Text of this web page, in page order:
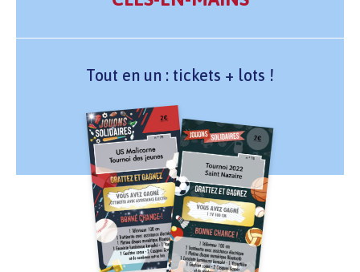
Tout en un : tickets + lots !